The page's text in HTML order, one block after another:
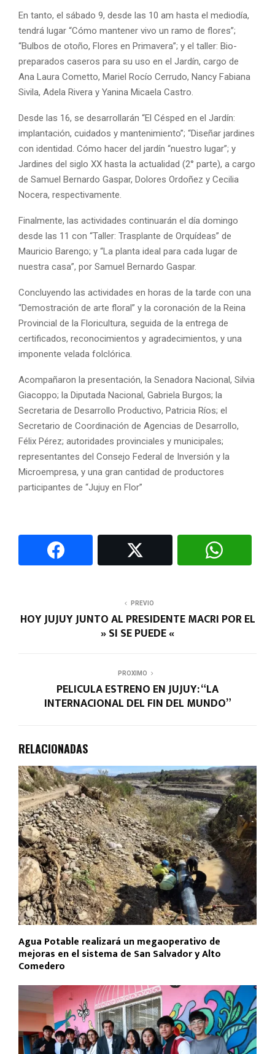
En tanto, el sábado 9, desde las 10 am hasta el mediodía,
tendrá lugar “Cómo mantener vivo un ramo de flores”;
“Bulbos de otoño, Flores en Primavera”; y el taller: Bio-
preparados caseros para su uso en el Jardín, cargo de
Ana Laura Cometto, Mariel Rocío Cerrudo, Nancy Fabiana
Sivila, Adela Rivera y Yanina Micaela Castro.
Desde las 16, se desarrollarán “El Césped en el Jardín:
implantación, cuidados y mantenimiento”; “Diseñar jardines
con identidad. Cómo hacer del jardín “nuestro lugar”; y
Jardines del siglo XX hasta la actualidad (2° parte), a cargo
de Samuel Bernardo Gaspar, Dolores Ordoñez y Cecilia
Nocera, respectivamente.
Finalmente, las actividades continuarán el día domingo
desde las 11 con “Taller: Trasplante de Orquídeas” de
Mauricio Barengo; y “La planta ideal para cada lugar de
nuestra casa”, por Samuel Bernardo Gaspar.
Concluyendo las actividades en horas de la tarde con una
“Demostración de arte floral” y la coronación de la Reina
Provincial de la Floricultura, seguida de la entrega de
certificados, reconocimientos y agradecimientos, y una
imponente velada folclórica.
Acompañaron la presentación, la Senadora Nacional, Silvia
Giacoppo; la Diputada Nacional, Gabriela Burgos; la
Secretaria de Desarrollo Productivo, Patricia Ríos; el
Secretario de Coordinación de Agencias de Desarrollo,
Félix Pérez; autoridades provinciales y municipales;
representantes del Consejo Federal de Inversión y la
Microempresa, y una gran cantidad de productores
participantes de “Jujuy en Flor”
PREVIO
HOY JUJUY JUNTO AL PRESIDENTE MACRI POR EL
» SI SE PUEDE «
PROXIMO
PELICULA ESTRENO EN JUJUY: “LA
INTERNACIONAL DEL FIN DEL MUNDO”
RELACIONADAS
Agua Potable realizará un megaoperativo de
mejoras en el sistema de San Salvador y Alto
Comedero